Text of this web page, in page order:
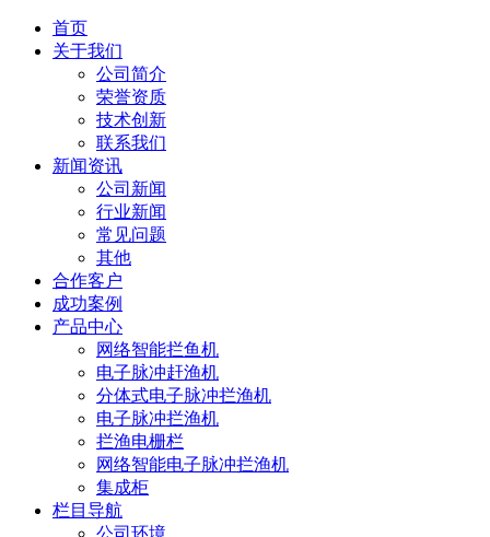
首页
关于我们
公司简介
荣誉资质
技术创新
联系我们
新闻资讯
公司新闻
行业新闻
常见问题
其他
合作客户
成功案例
产品中心
网络智能拦鱼机
电子脉冲赶渔机
分体式电子脉冲拦渔机
电子脉冲拦渔机
拦渔电栅栏
网络智能电子脉冲拦渔机
集成柜
栏目导航
公司环境